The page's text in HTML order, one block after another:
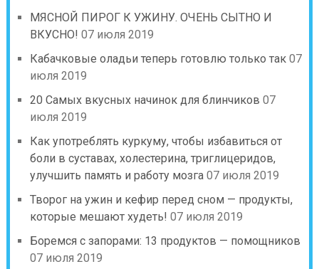
МЯСНОЙ ПИРОГ К УЖИНУ. ОЧЕНЬ СЫТНО И
ВКУСНО! 07 июля 2019
Кабачковые оладьи теперь готовлю только так 07
июля 2019
20 Самых вкусных начинок для блинчиков 07
июля 2019
Как употреблять куркуму, чтобы избавиться от
боли в суставах, холестерина, триглицеридов,
улучшить память и работу мозга 07 июля 2019
Творог на ужин и кефир перед сном — продукты,
которые мешают худеть! 07 июля 2019
Боремся с запорами: 13 продуктов — помощников
07 июля 2019